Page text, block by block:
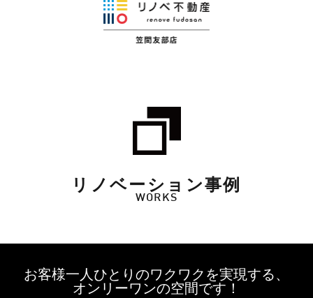
リノベーション事例
WORKS
お客様一人ひとりのワクワクを実現する、
オンリーワンの空間です！